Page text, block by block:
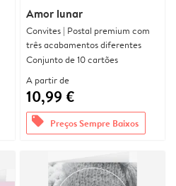
Amor lunar
Convites | Postal premium com
três acabamentos diferentes
Conjunto de 10 cartões
A partir de
10,99 €
offers Preços Sempre Baixos